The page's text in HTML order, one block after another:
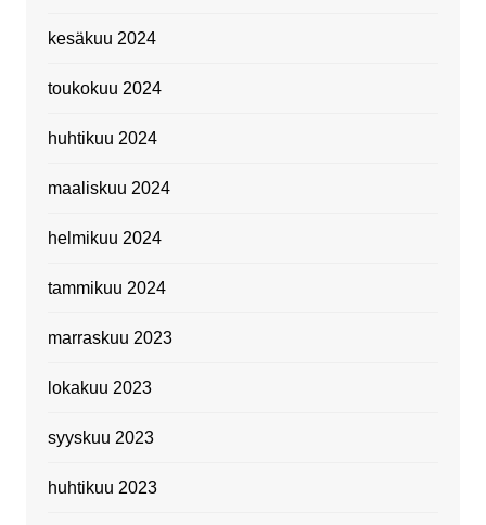
kesäkuu 2024
toukokuu 2024
huhtikuu 2024
maaliskuu 2024
helmikuu 2024
tammikuu 2024
marraskuu 2023
lokakuu 2023
syyskuu 2023
huhtikuu 2023